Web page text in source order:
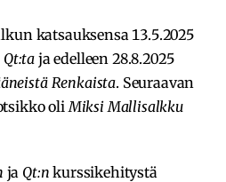
katsauksensa 13.5.2025
Qt:ta ja edelleen 28.8.2025
Renkaista. Seuraavan
oli Miksi Mallisalkku
ja Qt:n kurssikehitystä